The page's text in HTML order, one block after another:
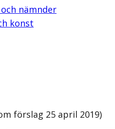
nämnder
konst
förslag 25 april 2019)